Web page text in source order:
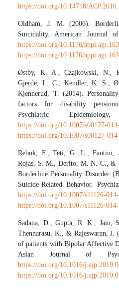
https://doi.org/10.14718/
Oldham, J. M. (2006).
Suicidality. American Journal
https://doi.org/10.1176/
https://doi.org/10.1176/
Østby, K. A., Czajkowski, N.,
Gjerde, L. C., Kendler, K. S.,
Kjennerud, T. (2014).
factors for disability
Psychiatric
https://doi.org/10.1007/s00127-
https://doi.org/10.1007/s00127-
Rebok, F., Teti, G. L., Fantini,
Rojas, S. M., Derito, M. N. C., &
Borderline Personality Disorder
Suicide-Related Behavior.
https://doi.org/10.1007/s11126-
https://doi.org/10.1007/s11126-
Sadana, D., Gupta, R. K., Jain,
Thennarasu, K., & Rajeswaran,
of patients with Bipolar Affective
Asian Journal of
https://doi.org/10.1016/
https://doi.org/10.1016/